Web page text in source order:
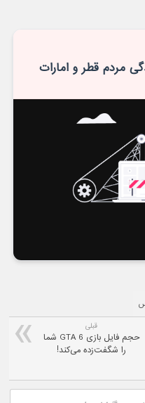
مردم قطر و امارات
قبلی
حجم فایل بازی GTA 6 شما
را شگفت‌زده می‌کند!